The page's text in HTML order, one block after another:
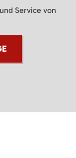
Service von